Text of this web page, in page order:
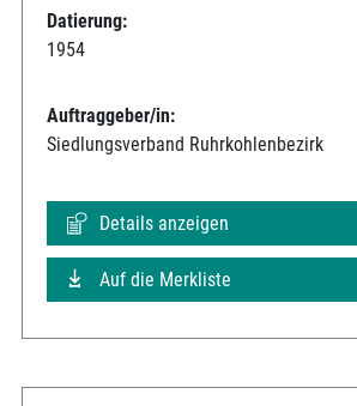
Datierung:
1954
Auftraggeber/in:
Siedlungsverband Ruhrkohlenbezirk
Details anzeigen
Auf die Merkliste